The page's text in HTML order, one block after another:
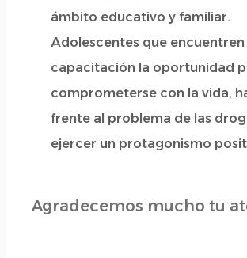
ámbito educativo y familiar.
Adolescentes que encuentren
capacitación la oportunidad
comprometerse con la vida,
frente al problema de las
ejercer un protagonismo
Agradecemos mucho tu